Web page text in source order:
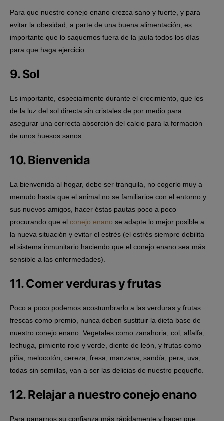
Para que nuestro conejo enano crezca sano y fuerte, y para
evitar la obesidad, a parte de una buena alimentación, es
importante que lo saquemos fuera de la jaula todos los días
para que haga ejercicio.
9. Sol
Es importante, especialmente durante el crecimiento, que les
de la luz del sol directa sin cristales de por medio para
asegurar una correcta absorción del calcio para la formación
de unos huesos sanos.
10. Bienvenida
La bienvenida al hogar, debe ser tranquila, no cogerlo muy a
menudo hasta que el animal no se familiarice con el entorno y
sus nuevos amigos, hacer éstas pautas poco a poco
procurando que el conejo enano se adapte lo mejor posible a
la nueva situación y evitar el estrés (el estrés siempre debilita
el sistema inmunitario haciendo que el conejo enano sea más
sensible a las enfermedades).
11. Comer verduras y frutas
Poco a poco podemos acostumbrarlo a las verduras y frutas
frescas como premio, nunca deben sustituir la dieta base de
nuestro conejo enano . Vegetales como zanahoria, col, alfalfa,
lechuga, pimiento rojo y verde, diente de león, y frutas como
piña, melocotón, cereza, fresa, manzana, sandía, pera, uva,
todas sin semillas, van a ser las delicias de nuestro pequeño.
12. Relajar a nuestro conejo enano
Para ganarnos su confianza más rápidamente y hacer que